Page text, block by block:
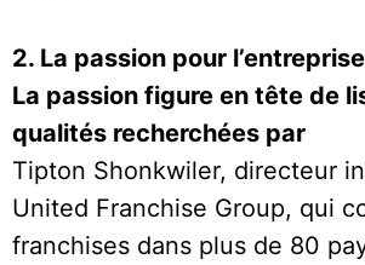
2. La passion pour
La passion figure en tête de
qualités recherchées par
Tipton Shonkwiler, directeur
United Franchise Group, qui
franchises dans plus de 80